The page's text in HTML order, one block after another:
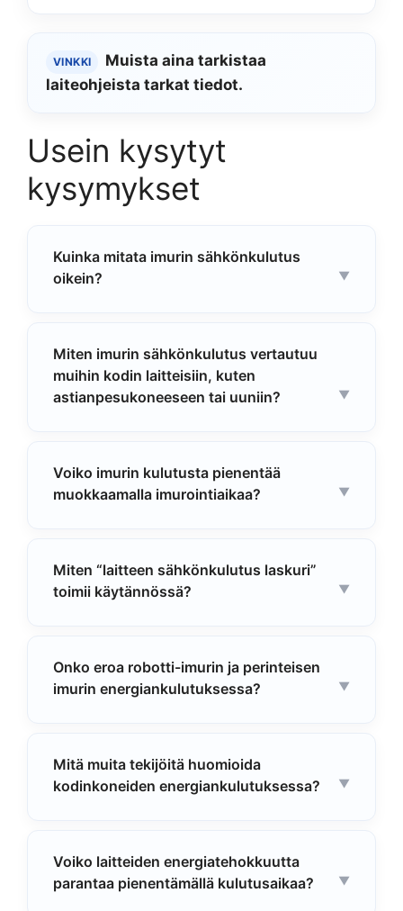
VINKKI
Muista aina tarkistaa
laiteohjeista tarkat tiedot.
Usein kysytyt
kysymykset
Kuinka mitata imurin sähkönkulutus
oikein?
Miten imurin sähkönkulutus vertautuu
muihin kodin laitteisiin, kuten
astianpesukoneeseen tai uuniin?
Voiko imurin kulutusta pienentää
muokkaamalla imurointiaikaa?
Miten “laitteen sähkönkulutus laskuri”
toimii käytännössä?
Onko eroa robotti-imurin ja perinteisen
imurin energiankulutuksessa?
Mitä muita tekijöitä huomioida
kodinkoneiden energiankulutuksessa?
Voiko laitteiden energiatehokkuutta
parantaa pienentämällä kulutusaikaa?